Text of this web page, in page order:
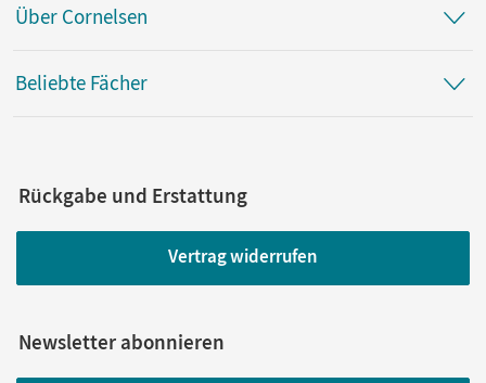
Über Cornelsen
Beliebte Fächer
Rückgabe und Erstattung
Vertrag widerrufen
Newsletter abonnieren